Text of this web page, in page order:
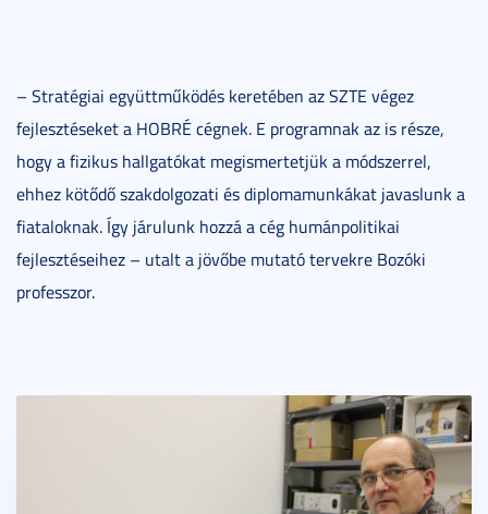
– Stratégiai együttműködés keretében az SZTE végez
fejlesztéseket a HOBRÉ cégnek. E programnak az is része,
hogy a fizikus hallgatókat megismertetjük a módszerrel,
ehhez kötődő szakdolgozati és diplomamunkákat javaslunk a
fiataloknak. Így járulunk hozzá a cég humánpolitikai
fejlesztéseihez – utalt a jövőbe mutató tervekre Bozóki
professzor.